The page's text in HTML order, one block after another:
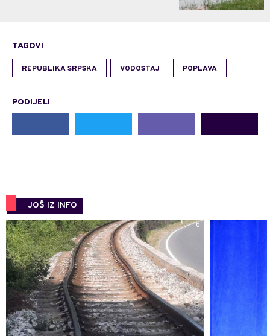
TAGOVI
REPUBLIKA SRPSKA VODOSTAJ POPLAVA
PODIJELI
JOŠ IZ INFO
0